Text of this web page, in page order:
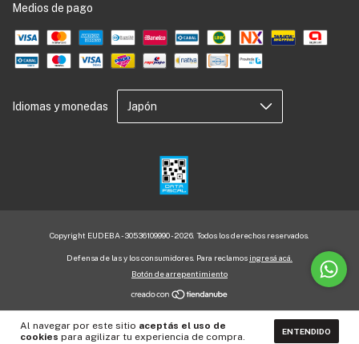
Al navegar por este sitio aceptás el uso de
cookies para agilizar tu experiencia de compra. ENTENDIDO
Medios de pago
Idiomas y monedas
Copyright EUDEBA - 30536109990 - 2026. Todos los derechos reservados.
Defensa de las y los consumidores. Para reclamos ingresá acá.
Botón de arrepentimiento